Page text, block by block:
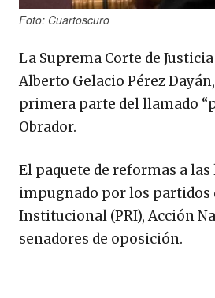
Foto: Cuartoscuro
La Suprema Corte de
Alberto Gelacio Pérez
primera parte del llamado
Obrador.
El paquete de reformas a
impugnado por los partidos
Institucional (PRI), Acción
senadores de oposición.